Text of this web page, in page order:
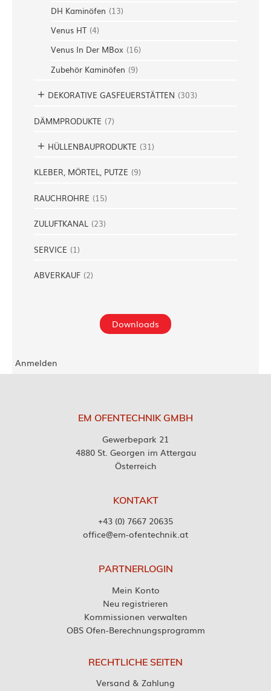
DH Kaminöfen (13)
Venus HT (4)
Venus In Der MBox (16)
Zubehör Kaminöfen (9)
DEKORATIVE GASFEUERSTÄTTEN (303)
DÄMMPRODUKTE (7)
HÜLLENBAUPRODUKTE (31)
KLEBER, MÖRTEL, PUTZE (9)
RAUCHROHRE (15)
ZULUFTKANAL (23)
SERVICE (1)
ABVERKAUF (2)
Downloads
Anmelden
EM OFENTECHNIK GMBH
Gewerbepark 21
4880 St. Georgen im Attergau
Österreich
KONTAKT
+43 (0) 7667 20635
office@em-ofentechnik.at
PARTNERLOGIN
Mein Konto
Neu registrieren
Kommissionen verwalten
OBS Ofen-Berechnungsprogramm
RECHTLICHE SEITEN
Versand & Zahlung